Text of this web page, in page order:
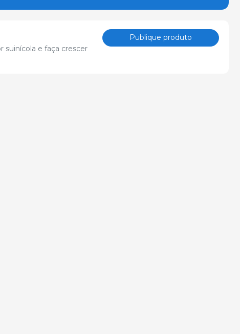
suinícola e faça crescer
Publique produto